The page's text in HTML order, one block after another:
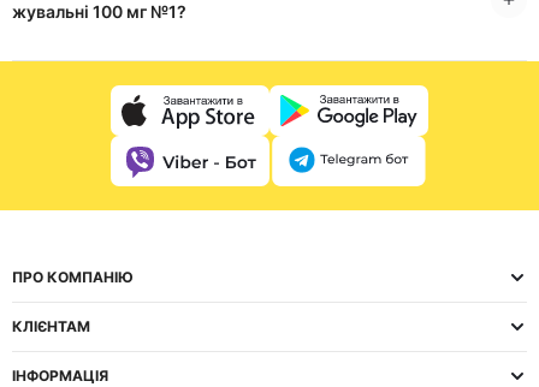
жувальні 100 мг №1?
ПРО КОМПАНІЮ
КЛІЄНТАМ
ІНФОРМАЦІЯ